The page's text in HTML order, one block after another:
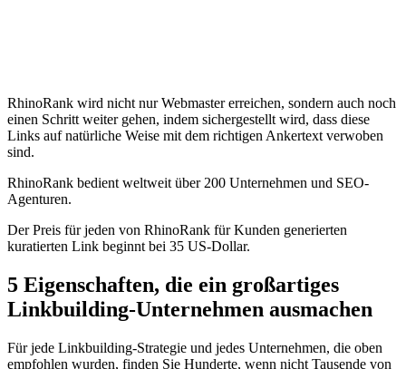
RhinoRank wird nicht nur Webmaster erreichen, sondern auch noch
einen Schritt weiter gehen, indem sichergestellt wird, dass diese
Links auf natürliche Weise mit dem richtigen Ankertext verwoben
sind.
RhinoRank bedient weltweit über 200 Unternehmen und SEO-
Agenturen.
Der Preis für jeden von RhinoRank für Kunden generierten
kuratierten Link beginnt bei 35 US-Dollar.
5 Eigenschaften, die ein großartiges
Linkbuilding-Unternehmen ausmachen
Für jede Linkbuilding-Strategie und jedes Unternehmen, die oben
empfohlen wurden, finden Sie Hunderte, wenn nicht Tausende von